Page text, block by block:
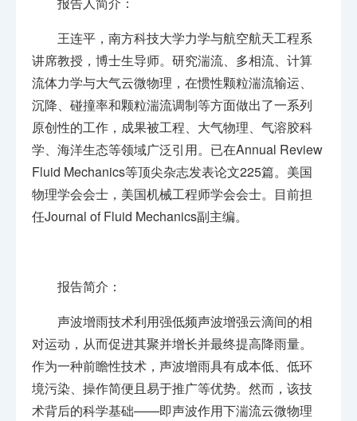
王连平，南方科技大学力学与航空航天工程系
讲席教授，博士生导师。研究湍流、多相流、计算
流体力学与大气云微物理，在惯性颗粒湍流输运、
沉降、碰撞率和颗粒湍流调制等方面做出了一系列
原创性的工作，成果被工程、大气物理、气溶胶科
学、海洋生态等领域广泛引用。已在Annual Review
Fluid Mechanics等顶尖杂志发表论文225篇。美国
物理学会会士，美国机械工程师学会会士。目前担
任Journal of Fluid Mechanics副主编。
报告简介：
声波增雨技术利用强低频声波增强云滴间的相
对运动，从而促进其聚并增长并最终提高降雨量。
作为一种前瞻性技术，声波增雨具有成本低、低环
境污染、操作简便且易于推广等优势。然而，该技
术背后的科学基础——即声波作用下湍流云微物理